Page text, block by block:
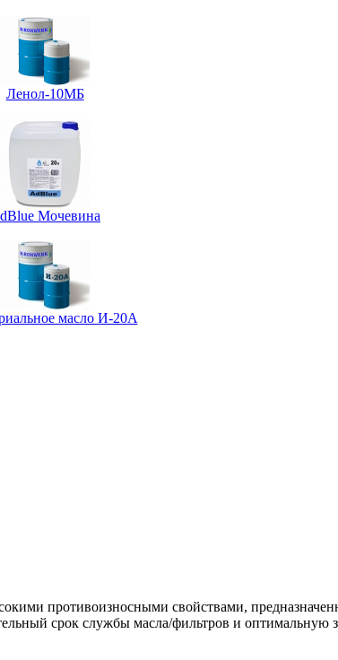
Ленол-10МБ
Мочевина
масло И-20А
противоизносными свойствами,
срок службы масла/фильтров и оптимальную